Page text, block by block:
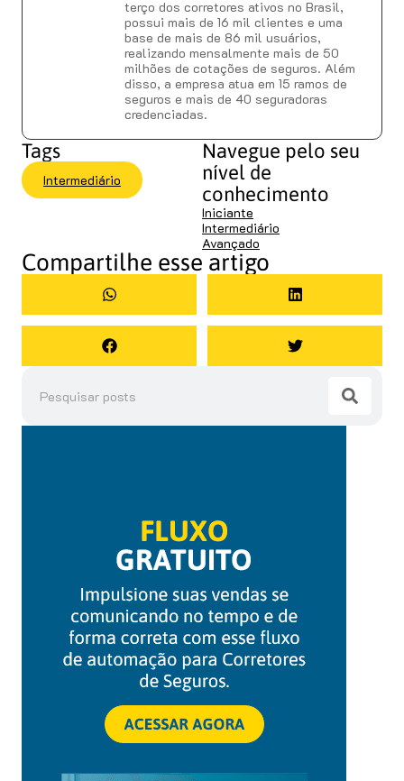
terço dos corretores ativos no Brasil,
possui mais de 16 mil clientes e uma
base de mais de 86 mil usuários,
realizando mensalmente mais de 50
milhões de cotações de seguros. Além
disso, a empresa atua em 15 ramos de
seguros e mais de 40 seguradoras
credenciadas.
Tags
Intermediário
Navegue pelo seu
nível de
conhecimento
Iniciante
Intermediário
Avançado
Compartilhe esse artigo